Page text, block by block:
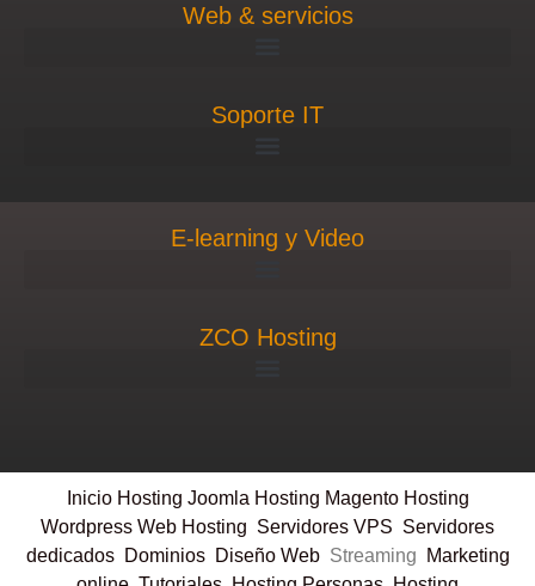
Web & servicios
Soporte IT
E-learning y Video
ZCO Hosting
Inicio Hosting Joomla Hosting Magento Hosting
Wordpress Web Hosting Servidores VPS Servidores
dedicados
Dominios Diseño WebStreaming
Marketing